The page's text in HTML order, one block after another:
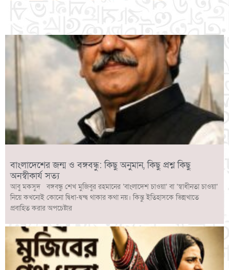
Link
বাংলাদেশের জন্ম ও বঙ্গবন্ধু: কিছু অনুমান, কিছু প্রশ্ন কিছু
অনস্বীকার্য সত্য
আবু মকসুদ বঙ্গবন্ধু শেখ মুজিবুর রহমানের ‘বাংলাদেশ চাওয়া’ বা ‘স্বাধীনতা চাওয়া’
নিয়ে কখনোই কোনো দ্বিধা-দ্বন্দ্ব থাকার কথা নয়। কিন্তু ইতিহাসকে ভিন্নখাতে
প্রবাহিত করার অপচেষ্টার